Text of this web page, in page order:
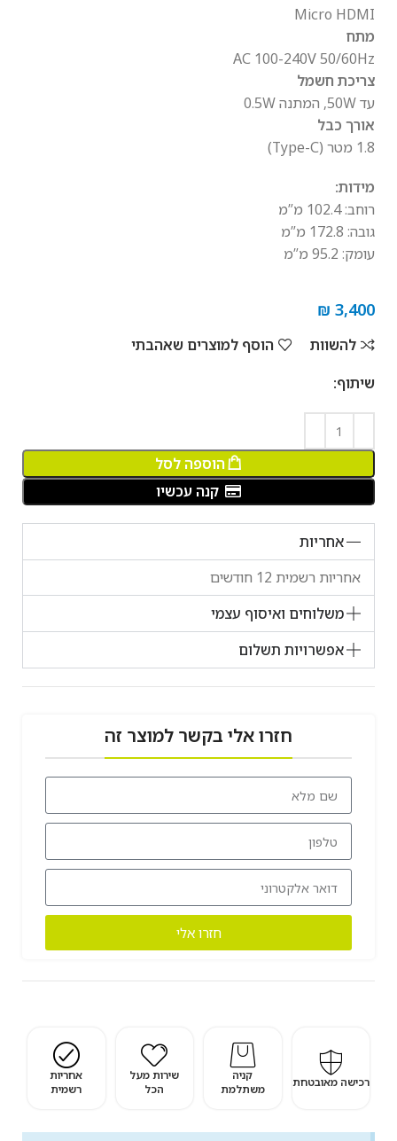
Micro HDMI
מתח
AC 100-240V 50/60Hz
צריכת חשמל
עד 50W, המתנה 0.5W
אורך כבל
1.8 מטר (Type-C)
מידות:
רוחב: 102.4 מ”מ
גובה: 172.8 מ”מ
עומק: 95.2 מ”מ
₪ 3,400
להשוות
הוסף למוצרים שאהבתי
שיתוף:
הוספה לסל
קנה עכשיו
אחריות
אחריות רשמית 12 חודשים
משלוחים ואיסוף עצמי
אפשרויות תשלום
חזרו אלי בקשר למוצר זה
חזרו אלי
רכישה מאובטחת
קניה
משתלמת
שירות מעל
הכל
אחריות
רשמית